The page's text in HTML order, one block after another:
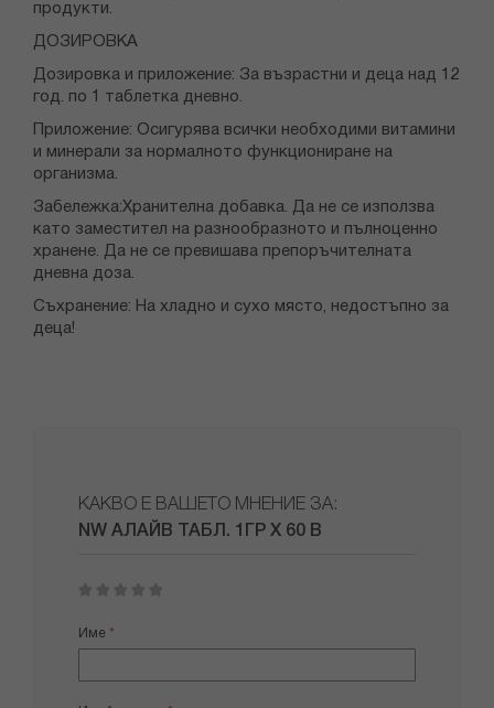
продукти.
ДОЗИРОВКА
Дозировка и приложение: За възрастни и деца над 12
год. по 1 таблетка дневно.
Приложение: Осигурява всички необходими витамини
и минерали за нормалното функциониране на
организма.
Забележка:Хранителна добавка. Да не се използва
като заместител на разнообразното и пълноценно
хранене. Да не се превишава препоръчителната
дневна доза.
Съхранение: На хладно и сухо място, недостъпно за
деца!
КАКВО Е ВАШЕТО МНЕНИЕ ЗА:
NW АЛАЙВ ТАБЛ. 1ГР Х 60 B
star
stars
stars
stars
stars
Име